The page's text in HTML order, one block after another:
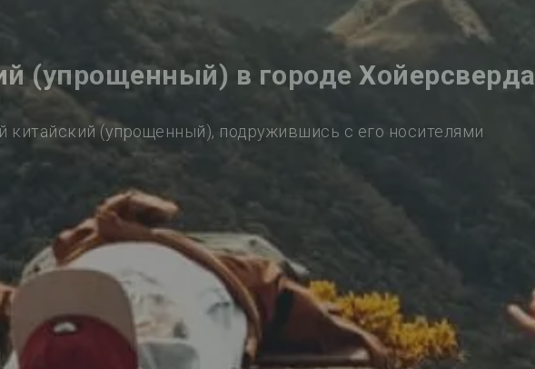
(упрощенный) в городе Хойерсверда
китайский (упрощенный), подружившись с его носителями